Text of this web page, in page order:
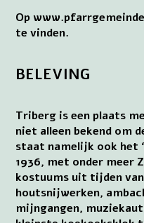
Op
te vinden.
BELEVING
Triberg is een plaats
niet alleen bekend om
staat namelijk ook het
1936, met onder meer
kostuums uit tijden
houtsnijwerken,
mijngangen,